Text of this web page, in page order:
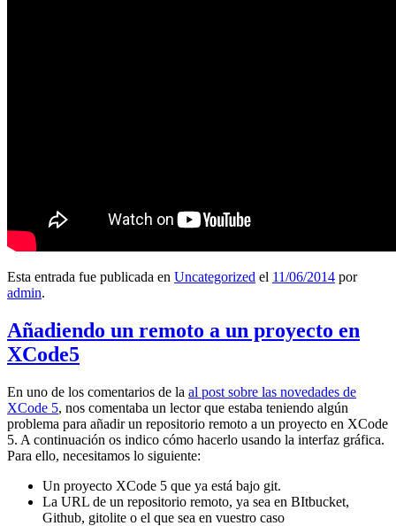
Esta entrada fue publicada en Uncategorized el 11/06/2014 por
admin.
Añadiendo un remoto a un proyecto en
XCode5
En uno de los comentarios de la al post sobre las novedades de
XCode 5, nos comentaba un lector que estaba teniendo algún
problema para añadir un repositorio remoto a un proyecto en XCode
5. A continuación os indico cómo hacerlo usando la interfaz gráfica.
Para ello, necesitamos lo siguiente:
Un proyecto XCode 5 que ya está bajo git.
La URL de un repositorio remoto, ya sea en BItbucket,
Github, gitolite o el que sea en vuestro caso